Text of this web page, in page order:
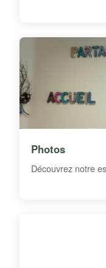
Photos
Découvrez notre